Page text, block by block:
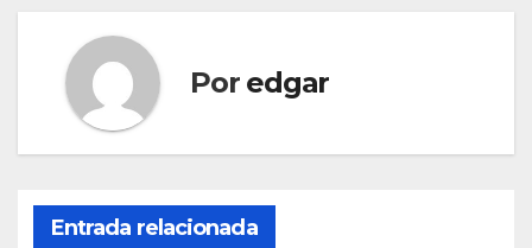
Por edgar
Entrada relacionada